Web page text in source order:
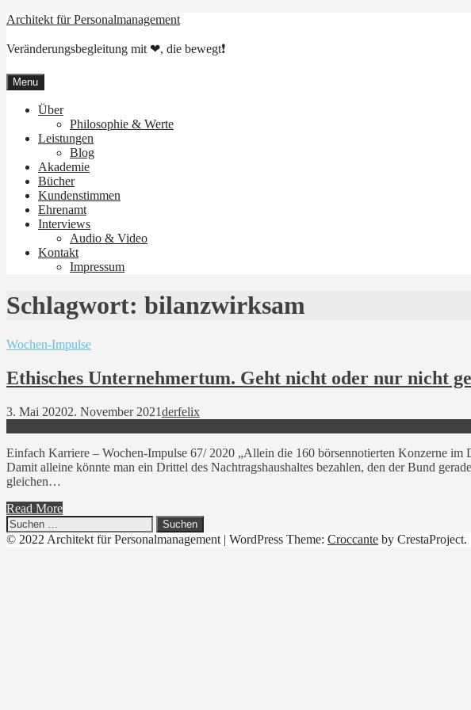
Skip
content
Architekt für Personalmanagement
Veränderungsbegleitung mit ❤, die bewegt❗
Menu
Über
Philosophie & Werte
Leistungen
Blog
Akademie
Bücher
Kundenstimmen
Ehrenamt
Interviews
Audio & Video
Kontakt
Impressum
Schlagwort: bilanzwirksam
Wochen-Impulse
Ethisches Unternehmertum. Geht nicht oder nur nicht
3. Mai 20202. November 2021derfelix
Einfach Karriere – Wochen-Impulse 67/ 2020 „Allein die 160 börsennotierten Konzerne
Damit alleine könnte man ein Drittel des Nachtragshaushaltes bezahlen, den der Bund
gleichen…
Read More
Suchen
nach:
© 2022 Architekt für Personalmanagement | WordPress Theme: Croccante by CrestaProject.